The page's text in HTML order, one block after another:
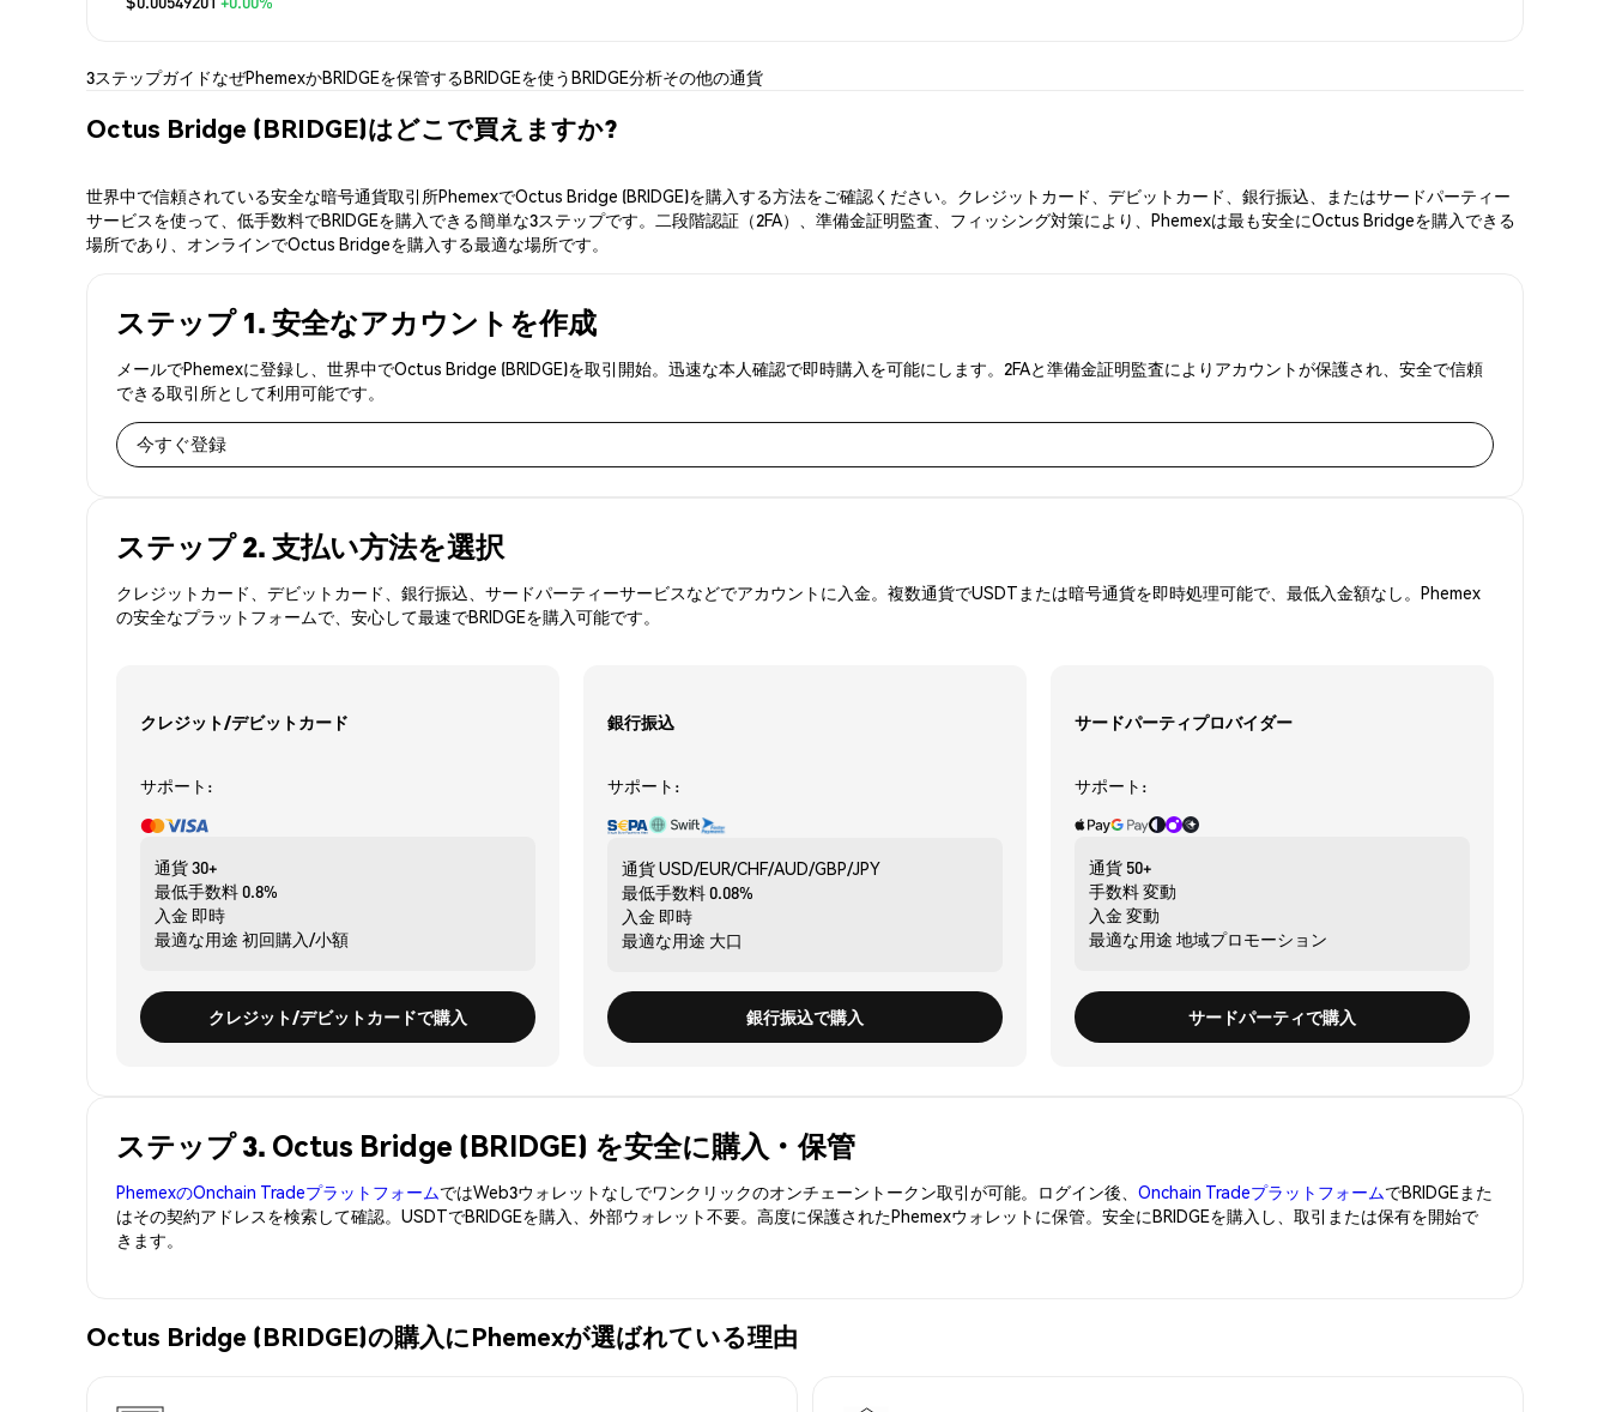
3ステップガイドなぜPhemexかBRIDGEを保管するBRIDGEを使うBRIDGE分析その他の通貨
Octus Bridge (BRIDGE)はどこで買えますか?
世界中で信頼されている安全な暗号通貨取引所PhemexでOctus Bridge (BRIDGE)を購入する方法をご確認ください。クレジットカード、デビットカード、銀行振込、またはサードパーティー
サービスを使って、低手数料でBRIDGEを購入できる簡単な3ステップです。二段階認証（2FA）、準備金証明監査、フィッシング対策により、Phemexは最も安全にOctus Bridgeを購入できる
場所であり、オンラインでOctus Bridgeを購入する最適な場所です。
ステップ 1. 安全なアカウントを作成
メールでPhemexに登録し、世界中でOctus Bridge (BRIDGE)を取引開始。迅速な本人確認で即時購入を可能にします。2FAと準備金証明監査によりアカウントが保護され、安全で信頼
できる取引所として利用可能です。
今すぐ登録
ステップ 2. 支払い方法を選択
クレジットカード、デビットカード、銀行振込、サードパーティーサービスなどでアカウントに入金。複数通貨でUSDTまたは暗号通貨を即時処理可能で、最低入金額なし。Phemex
の安全なプラットフォームで、安心して最速でBRIDGEを購入可能です。
クレジット/デビットカード
サポート:
通貨30+
最低手数料0.8%
入金 即時
最適な用途 初回購入/小額
クレジット/デビットカードで購入
銀行振込
サポート:
通貨USD/EUR/CHF/AUD/GBP/JPY
最低手数料0.08%
入金 即時
最適な用途 大口
銀行振込で購入
サードパーティプロバイダー
サポート:
通貨 50+
手数料変動
入金 変動
最適な用途 地域プロモーション
サードパーティで購入
ステップ 3. Octus Bridge (BRIDGE) を安全に購入・保管
PhemexのOnchain TradeプラットフォームではWeb3ウォレットなしでワンクリックのオンチェーントークン取引が可能。ログイン後、 Onchain TradeプラットフォームでBRIDGEまた
はその契約アドレスを検索して確認。USDTでBRIDGEを購入、外部ウォレット不要。高度に保護されたPhemexウォレットに保管。安全にBRIDGEを購入し、取引または保有を開始で
きます。
Octus Bridge (BRIDGE)の購入にPhemexが選ばれている理由